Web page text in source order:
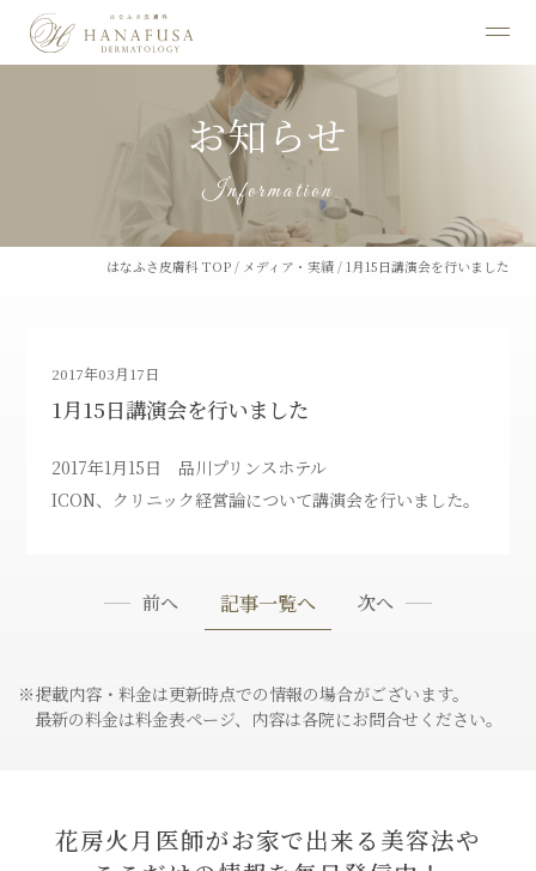
お知らせ
Information
はなふさ皮膚科 TOP / メディア・実績 /1月15日講演会を行いました
2017年03月17日
1月15日講演会を行いました
2017年1月15日 品川プリンスホテル
ICON、クリニック経営論について講演会を行いました。
前へ 記事一覧へ 次へ
※掲載内容・料金は更新時点での情報の場合がございます。
最新の料金は料金表ページ、内容は各院にお問合せください。
花房火月医師がお家で出来る美容法や